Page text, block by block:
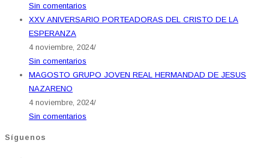
Sin comentarios
XXV ANIVERSARIO PORTEADORAS DEL CRISTO DE LA
ESPERANZA
4 noviembre, 2024/
Sin comentarios
MAGOSTO GRUPO JOVEN REAL HERMANDAD DE JESUS
NAZARENO
4 noviembre, 2024/
Sin comentarios
Síguenos